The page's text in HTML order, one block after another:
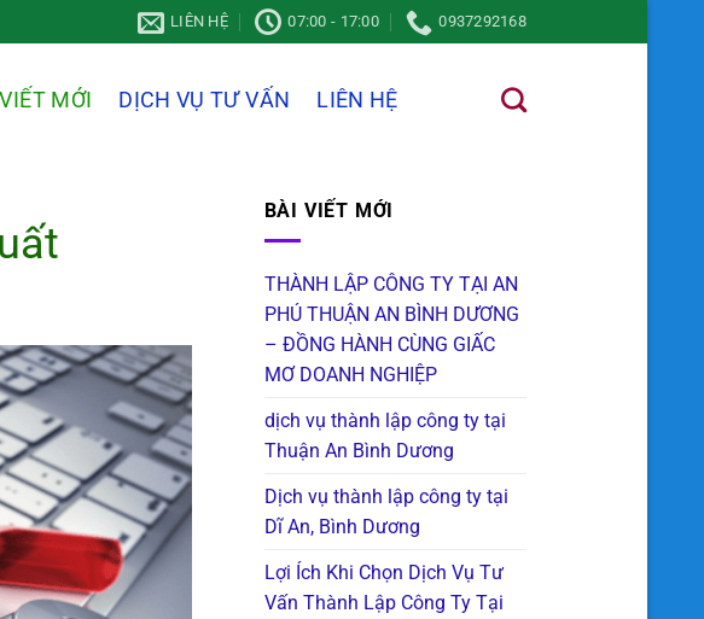
LIÊN HỆ 07:00 - 17:00 0937292168
MỚI DỊCH VỤ TƯ VẤN LIÊN HỆ
BÀI VIẾT MỚI
THÀNH LẬP CÔNG TY TẠI AN
PHÚ THUẬN AN BÌNH DƯƠNG
– ĐỒNG HÀNH CÙNG GIẤC
MƠ DOANH NGHIỆP
dịch vụ thành lập công ty tại
Thuận An Bình Dương
Dịch vụ thành lập công ty tại
Dĩ An, Bình Dương
Lợi Ích Khi Chọn Dịch Vụ Tư
Vấn Thành Lập Công Ty Tại